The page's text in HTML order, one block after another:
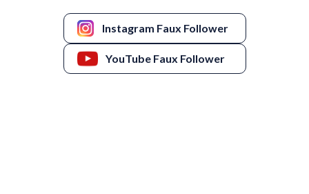
Instagram Faux Follower
YouTube Faux Follower